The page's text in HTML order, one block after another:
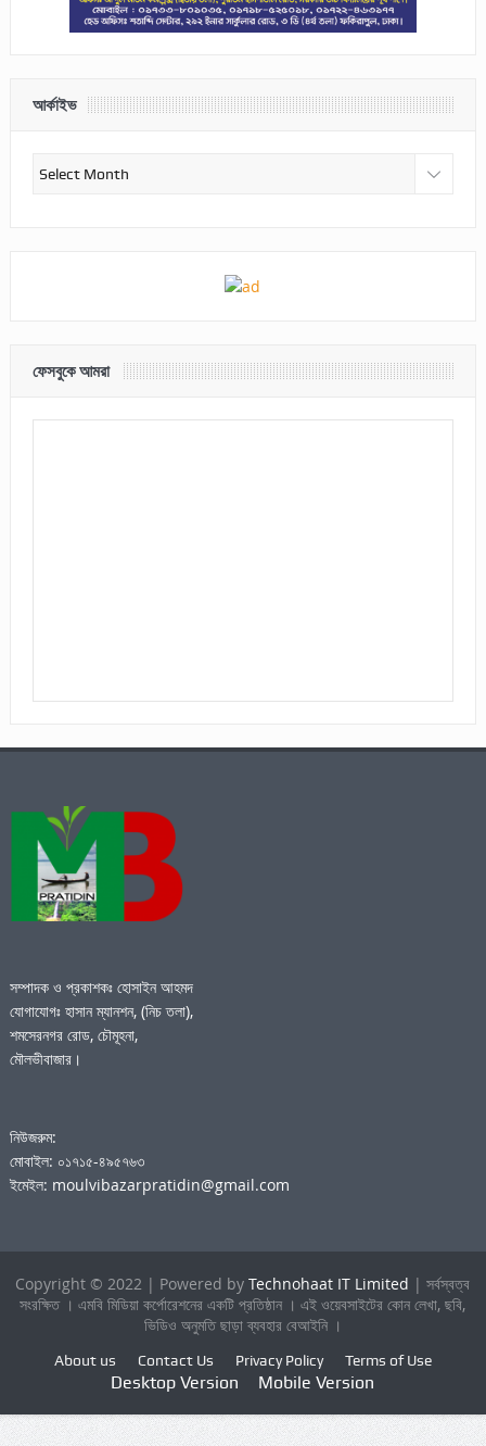
আর্কাইভ
ফেসবুকে আমরা
সম্পাদক ও প্রকাশকঃ হোসাইন আহমদ
যোগাযোগঃ হাসান ম্যানশন, (নিচ তলা),
শমসেরনগর রোড, চৌমূহনা,
মৌলভীবাজার।
নিউজরুম:
মোবাইল: ০১৭১৫-৪৯৫৭৬৩
ইমেইল: moulvibazarpratidin@gmail.com
Copyright © 2022 | Powered byTechnohaat IT Limited | সর্বস্বত্ব
সংরক্ষিত । এমবি মিডিয়া কর্পোরেশনের একটি প্রতিষ্ঠান । এই ওয়েবসাইটের কোন লেখা, ছবি,
ভিডিও অনুমতি ছাড়া ব্যবহার বেআইনি ।
About us Contact Us Privacy Policy Terms of Use
Desktop Version Mobile Version